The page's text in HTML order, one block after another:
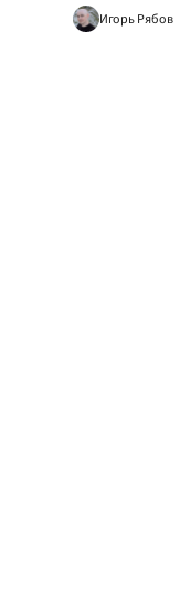
Игорь Рябов